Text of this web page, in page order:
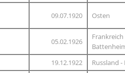
09.07.1920 Osten
05.02.1926
Frankreich
19.12.1922 Russland -